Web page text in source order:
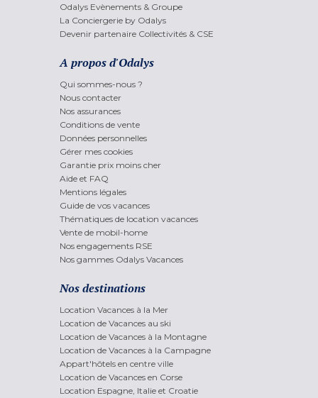
Odalys Evènements & Groupe
La Conciergerie by Odalys
Devenir partenaire Collectivités & CSE
A propos d'Odalys
Qui sommes-nous ?
Nous contacter
Nos assurances
Conditions de vente
Données personnelles
Gérer mes cookies
Garantie prix moins cher
Aide et FAQ
Mentions légales
Guide de vos vacances
Thématiques de location vacances
Vente de mobil-home
Nos engagements RSE
Nos gammes Odalys Vacances
Nos destinations
Location Vacances à la Mer
Location de Vacances au ski
Location de Vacances à la Montagne
Location de Vacances à la Campagne
Appart'hôtels en centre ville
Location de Vacances en Corse
Location Espagne, Italie et Croatie